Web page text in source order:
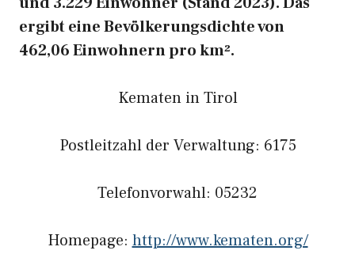
ergibt eine Bevölkerungsdichte von
462,06 Einwohnern pro km².
Kematen in Tirol
Postleitzahl der Verwaltung: 6175
Telefonvorwahl: 05232
Homepage: http://www.kematen.org/